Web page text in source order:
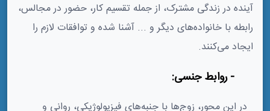
آینده در زندگی مشترک، از جمله تقسیم کار، حضور در مجالس،
رابطه با خانواده‌های دیگر و ... آشنا شده و توافقات لازم را
ایجاد می‌کنند.
در این محور، زوج‌ها با جنبه‌های فیزیولوژیکی، روانی و